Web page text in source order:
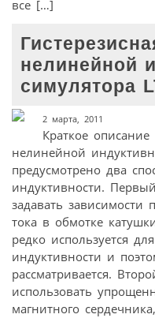
все […]
нелинейной
симулятора
2 марта, 2011
Краткое
нелинейной
предусмотрено два
индуктивности.
задавать зависимости
тока в обмотке
редко используется
индуктивности и
рассматривается.
использовать
магнитного